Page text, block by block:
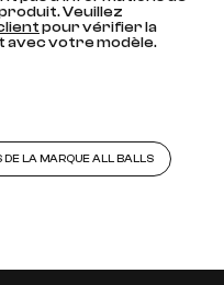
Veuillez
pour vérifier la
avec votre modèle.
DE LA MARQUE ALL BALLS